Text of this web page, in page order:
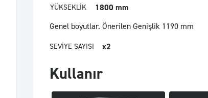
YÜKSEKLIK
1800 mm
Genel boyutlar. Önerilen Genişlik 1190 mm
SEVIYE SAYISI x2
Kullanır